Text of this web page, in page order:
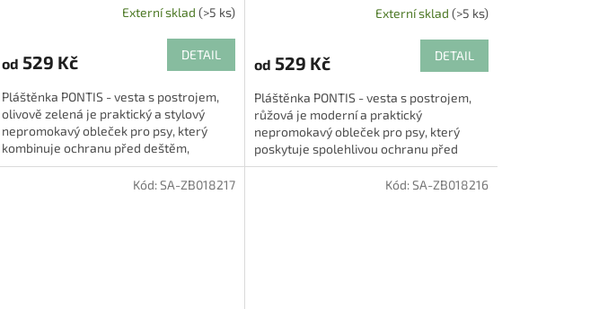
Externí sklad (>5 ks)
od 529 Kč DETAIL
Pláštěnka PONTIS - vesta s postrojem,
olivově zelená je praktický a stylový
nepromokavý obleček pro psy, který
kombinuje ochranu před deštěm,
bezpečnost a pohodlí 🐾. Díky...
Externí sklad (>5 ks)
od 529 Kč DETAIL
Pláštěnka PONTIS - vesta s postrojem,
růžová je moderní a praktický
nepromokavý obleček pro psy, který
poskytuje spolehlivou ochranu před
deštěm, pohodlné nošení i bezpečnost
Kód:SA-ZB018217 Kód:SA-ZB018216